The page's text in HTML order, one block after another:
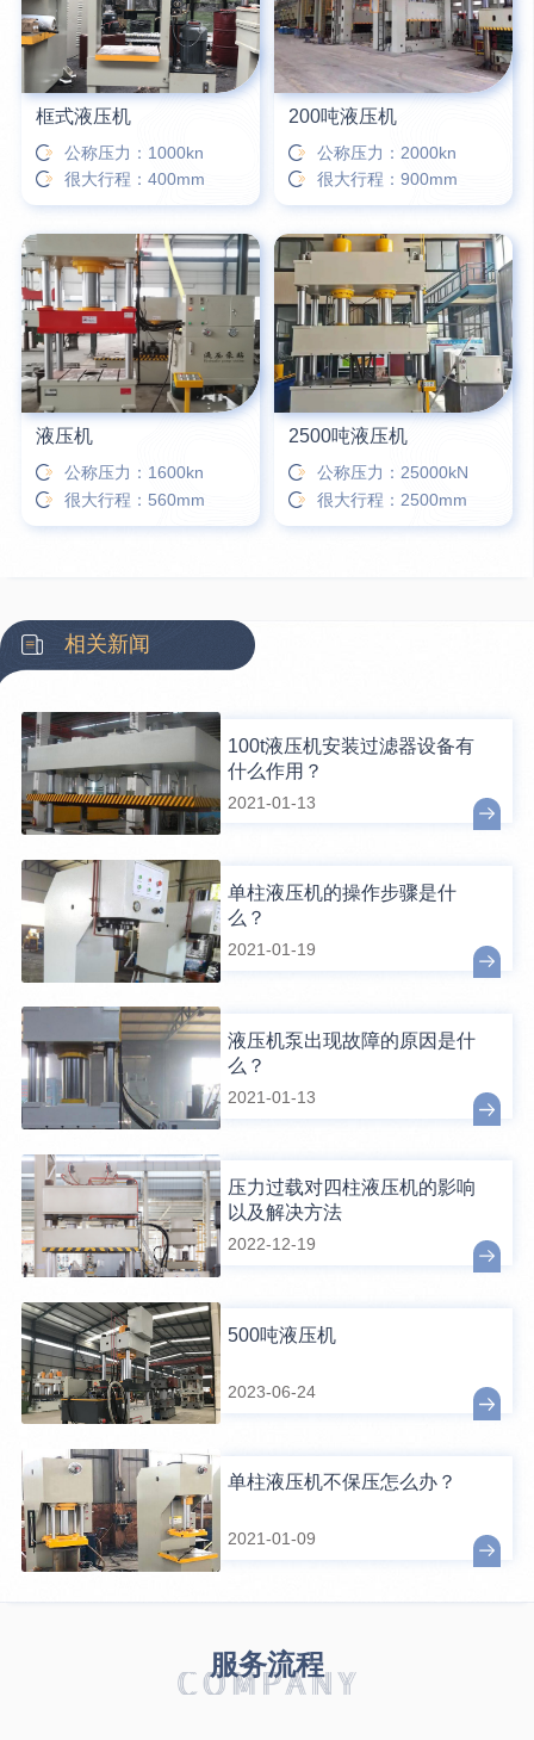
框式液压机
公称压力：1000kn
很大行程：400mm
200吨液压机
公称压力：2000kn
很大行程：900mm
液压机
公称压力：1600kn
很大行程：560mm
2500吨液压机
公称压力：25000kN
很大行程：2500mm
相关新闻
100t液压机安装过滤器设备有
什么作用？
2021-01-13
单柱液压机的操作步骤是什
么？
2021-01-19
液压机泵出现故障的原因是什
么？
2021-01-13
压力过载对四柱液压机的影响
以及解决方法
2022-12-19
500吨液压机
2023-06-24
单柱液压机不保压怎么办？
2021-01-09
服务流程